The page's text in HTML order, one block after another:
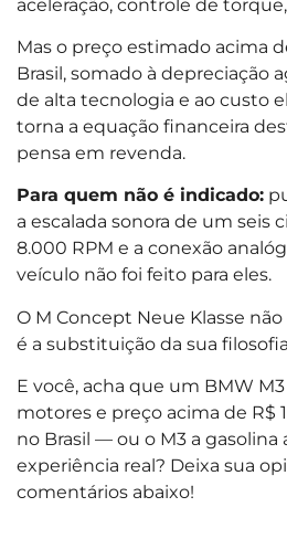
aceleração, controle de
Mas o preço estimado acima
Brasil, somado à depreciação
de alta tecnologia e ao custo
torna a equação financeira
pensa em revenda.
Para quem não é indicado:
a escalada sonora de um seis
8.000 RPM e a conexão
veículo não foi feito para eles.
O M Concept Neue Klasse
é a substituição da sua
E você, acha que um BMW
motores e preço acima de R$
no Brasil — ou o M3 a gasolina
experiência real? Deixa sua
comentários abaixo!